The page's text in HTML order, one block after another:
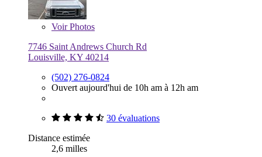
VoirPhotos
7746 Saint Andrews Church Rd
Louisville, KY 40214
(502) 276-0824
Ouvert aujourd'hui de 10h am à 12h am
30 évaluations
Distance estimée
2,6 milles